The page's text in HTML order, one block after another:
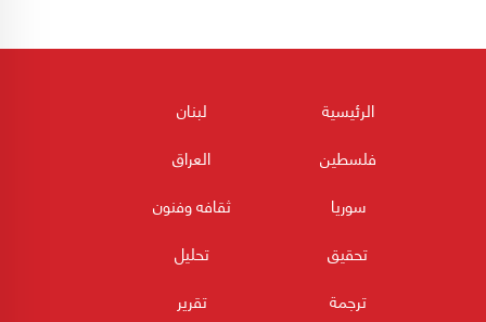
الرئيسية
لبنان
فلسطين
العراق
سوريا
ثقافه وفنون
تحقيق
تحليل
ترجمة
تقرير